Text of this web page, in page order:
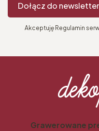
Dołącz do
Akceptuję Regulamin
Grawerowane